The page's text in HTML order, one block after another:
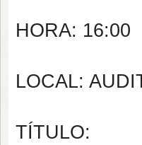
HORA: 16:00
LOCAL:
TÍTULO: